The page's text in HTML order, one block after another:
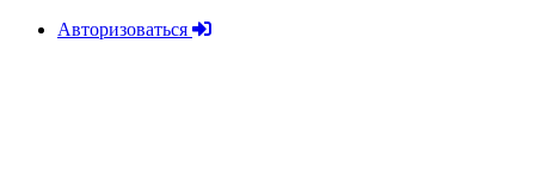
Авторизоваться